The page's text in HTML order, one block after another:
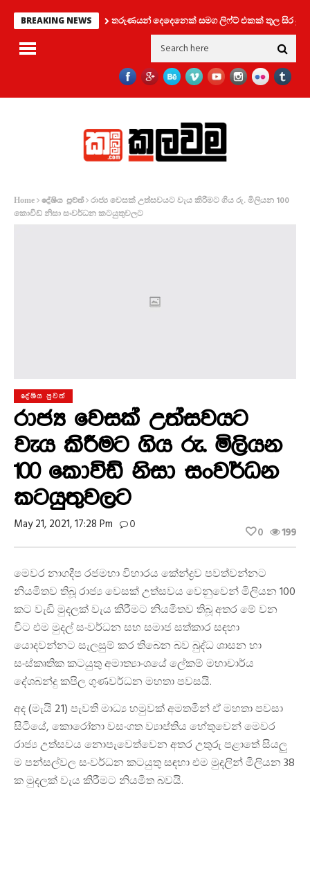
BREAKING NEWS තරුණයන් දෙදෙනෙක් සමග ලිෆ්ට් එකක් තුල සිර වූ කත
Home දේශිය පුවත්
රාජ්‍ය වෙසක් උත්සවයට වැය කිරීමට ගිය රු. මිලියන 100
කොවිඩ් නිසා සංවර්ධන කටයුතුවලට
දේශිය පුවත්
රාජ්‍ය වෙසක් උත්සවයට
වැය කිරීමට ගිය රු. මිලියන
100 කොවිඩ් නිසා සංවර්ධන
කටයුතුවලට
May 21, 2021, 17:28 Pm 0 199
0
මෙවර නාගදීප රජමහා විහාරය කේන්ද්‍රව පවත්වන්නට
නියමිතව තිබූ රාජ්‍ය වෙසක් උත්සවය වෙනුවෙන් මිලියන 100
කට වැඩි මුදලක් වැය කිරීමට නියමිතව තිබූ අතර මේ වන
විට එම මුදල් සංවර්ධන සහ සමාජ සත්කාර සඳහා
යොදවන්නට සැලසුම් කර තිබෙන බව බුද්ධ ශාසන හා
සංස්කෘතික කටයුතු අමාත්‍යාංශයේ ලේකම් මහාචාර්ය
දේශබන්දු කපිල ගුණවර්ධන මහතා පවසයි.
අද (මැයි 21) පැවති මාධ්‍ය හමුවක් අමතමින් ඒ මහතා පවසා
සිටියේ, කොරෝනා වසංගත ව්‍යාප්තිය හේතුවෙන් මෙවර
රාජ්‍ය උත්සවය නොපැවෙත්වෙන අතර උතුරු පළාතේ සියලු
ම පන්සල්වල සංවර්ධන කටයුතු සඳහා එම මුදලින් මිලියන 38
ක මුදලක් වැය කිරීමට නියමිත බවයි.